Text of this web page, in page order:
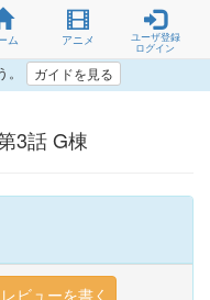
ム アニメ
ユーザ登録
ログイン
ガイドを見る
3話 G棟
レビューを書く